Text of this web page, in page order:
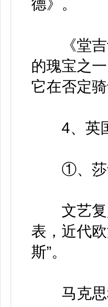
德》。
《堂吉诃
的瑰宝之
它在否定
4、英
①、莎
文艺复
表，近代
斯”。
马克思称